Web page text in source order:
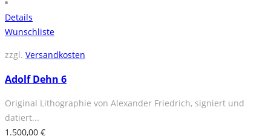
Details
Wunschliste
zzgl. Versandkosten
Adolf Dehn 6
Original Lithographie von Alexander Friedrich, signiert und
datiert...
1.500,00 €